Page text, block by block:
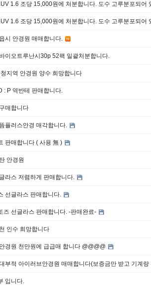
1.6 조당 15,000원에 처분합니다. 도수 고루분포되어
1.6 조당 15,000원에 처분합니다. 도수 고루분포되어
시 안경원 매매합니다.
이오트루난시30p 52팩 일괄처분합니다.
지역 안경원 양수 희망합니다
: P 역반테 판매합니다.
매합니다
플러스안경 매각합니다.
판매합니다 ( 사용 無 )
안경원
라스 저렴하게 판매합니다.
선글라스 판매합니다.
즈 선글라스 판매합니다. -판매완료-
인수 희망합니다
경원 천만원에 급급매 합니다 @@@@
부적 아이러브안경원 매매합니다(보증금만 받고 기계랑
입니다.